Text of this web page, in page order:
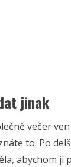
jinak
večer
to. Po
abychom jí